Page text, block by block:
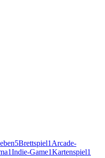
5Brettspiel1 Arcade-
1Indie-Game1Kartenspiel1